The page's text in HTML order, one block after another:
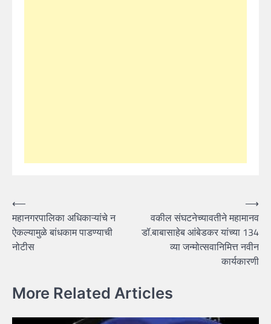
Post
navigation
⟵
महानगरपालिका अधिकाऱ्यांचे न
ऐकल्यामुळे बांधकाम पाडण्याची
नोटीस
वकील संघटनेच्यावतीने महामानव
डॉ.बाबासाहेब आंबेडकर यांच्या 134
व्या जन्मोत्सवानिमित्त नवीन
कार्यकारणी
⟶
More Related Articles